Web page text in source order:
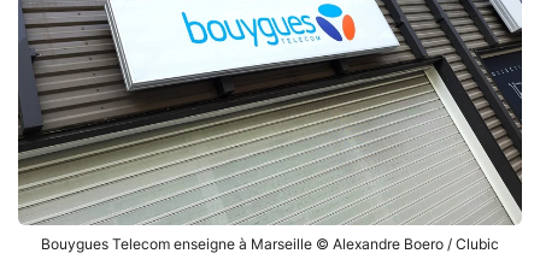
Bouygues Telecom enseigne à Marseille © Alexandre Boero / Clubic